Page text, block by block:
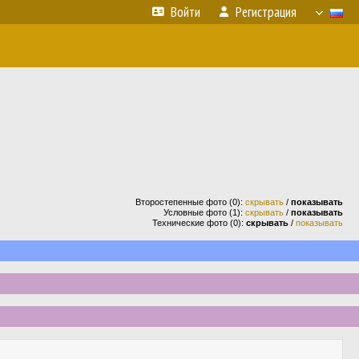
Войти Регистрация
Второстепенные фото (0): скрывать / показывать
Условные фото (1): скрывать / показывать
Технические фото (0): скрывать / показывать